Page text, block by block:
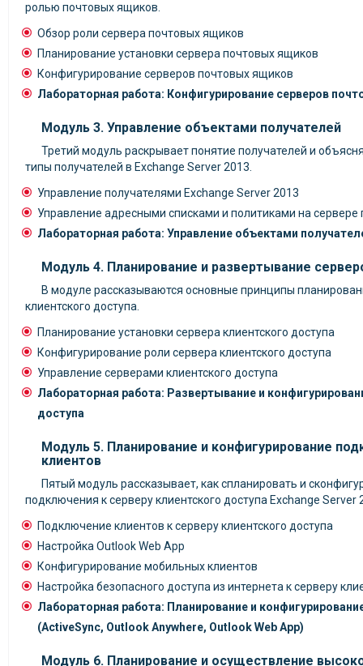
ролью почтовых ящиков.
Обзор роли сервера почтовых ящиков
Планирование установки сервера почтовых ящиков
Конфигурирование серверов почтовых ящиков
Лабораторная работа: Конфигурирование серверов
Модуль 3. Управление объектами получателей
Третий модуль раскрывает понятие получателей и
типы получателей в Exchange Server 2013.
Управление получателями Exchange Server 2013
Управление адресными списками и политиками на
Лабораторная работа: Управление объектами
Модуль 4. Планирование и развертывание
В модуле рассказываются основные принципы
клиентского доступа.
Планирование установки сервера клиентского доступа
Конфигурирование роли сервера клиентского доступа
Управление серверами клиентского доступа
Лабораторная работа: Развертывание и
доступа
Модуль 5. Планирование и конфигурирование
клиентов
Пятый модуль рассказывает, как спланировать и
подключения к серверу клиентского доступа Exchange Server
Подключение клиентов к серверу клиентского доступа
Настройка Outlook Web App
Конфигурирование мобильных клиентов
Настройка безопасного доступа из интернета к серверу
Лабораторная работа: Планирование и
(ActiveSync, Outlook Anywhere, Outlook Web App)
Модуль 6. Планирование и осуществление